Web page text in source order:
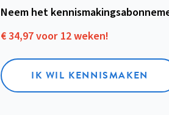
Neem het
€ 34,97 voor 12 weken!
IK WIL KENNISMAKEN